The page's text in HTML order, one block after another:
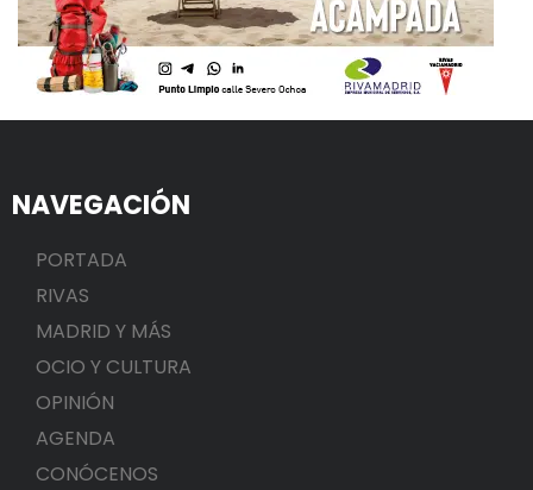
NAVEGACIÓN
PORTADA
RIVAS
MADRID Y MÁS
OCIO Y CULTURA
OPINIÓN
AGENDA
CONÓCENOS